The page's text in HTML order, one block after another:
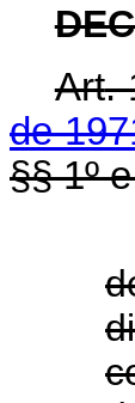
Art.
de
§§ 1º